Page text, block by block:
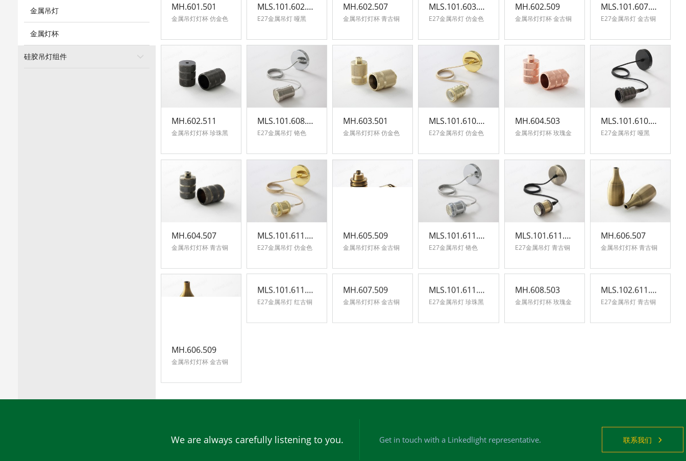
金属吊灯
金属灯杯
硅胶吊灯组件
MH.601.501
金属吊灯灯杯 仿金色
MLS.101.602.511
E27金属吊灯 哑黑
MH.602.507
金属吊灯灯杯 青古铜
MLS.101.603.501
E27金属吊灯 仿金色
MH.602.509
金属吊灯灯杯 金古铜
MLS.101.607.509
E27金属吊灯 金古铜
MH.602.511
金属吊灯灯杯 珍珠黑
MLS.101.608.506
E27金属吊灯 铬色
MH.603.501
金属吊灯灯杯 仿金色
MLS.101.610.501
E27金属吊灯 仿金色
MH.604.503
金属吊灯灯杯 玫瑰金
MLS.101.610.510
E27金属吊灯 哑黑
MH.604.507
金属吊灯灯杯 青古铜
MLS.101.611.501
E27金属吊灯 仿金色
MH.605.509
金属吊灯灯杯 金古铜
MLS.101.611.506
E27金属吊灯 铬色
MLS.101.611.507
E27金属吊灯 青古铜
MH.606.507
金属吊灯灯杯 青古铜
MH.606.509
金属吊灯灯杯 金古铜
We are always carefully listening to you. Get in touch with a Linkedlight representative. 联系我们